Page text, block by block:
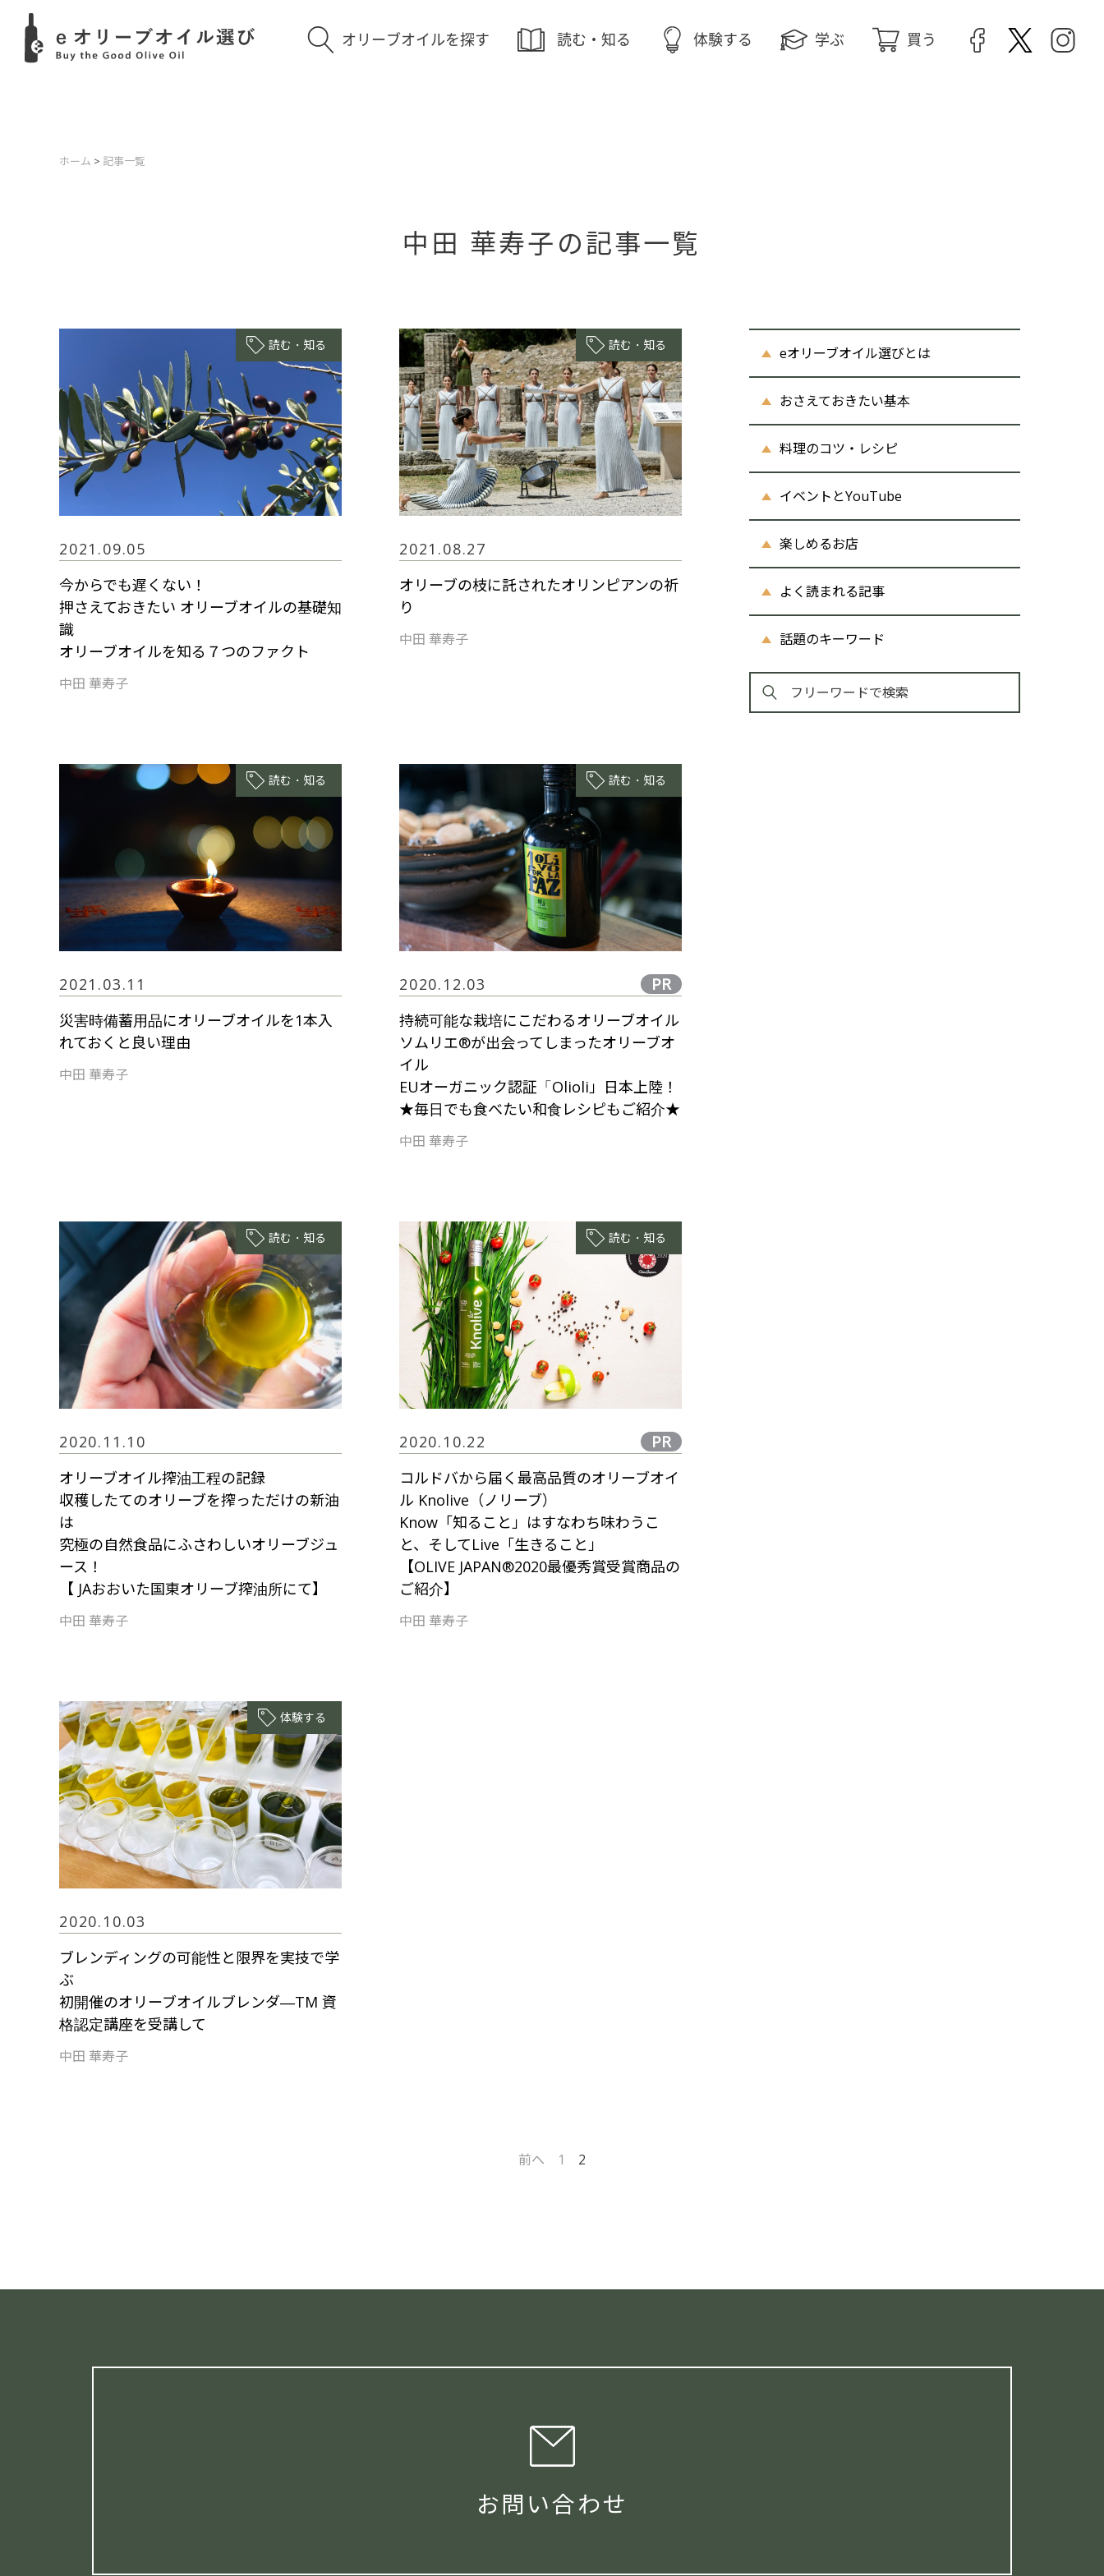
オリーブオイルを探す 読む・知る 体験する 学ぶ 買う
ホーム > 記事一覧
中田 華寿子の記事一覧
読む・知る
2021.09.05
今からでも遅くない！
押さえておきたい オリーブオイルの基礎知
識
オリーブオイルを知る７つのファクト
中田 華寿子
読む・知る
2021.08.27
オリーブの枝に託されたオリンピアンの祈
り
中田 華寿子
読む・知る
2021.03.11
災害時備蓄用品にオリーブオイルを1本入
れておくと良い理由
中田 華寿子
読む・知る
2020.12.03 PR
持続可能な栽培にこだわるオリーブオイル
ソムリエ®が出会ってしまったオリーブオ
イル
EUオーガニック認証「Olioli」日本上陸！
★毎日でも食べたい和食レシピもご紹介★
中田 華寿子
読む・知る
2020.11.10
オリーブオイル搾油工程の記録
収穫したてのオリーブを搾っただけの新油
は
究極の自然食品にふさわしいオリーブジュ
ース！
【 JAおおいた国東オリーブ搾油所にて】
中田 華寿子
読む・知る
2020.10.22 PR
コルドバから届く最高品質のオリーブオイ
ル Knolive（ノリーブ）
Know「知ること」はすなわち味わうこ
と、そしてLive「生きること」
【OLIVE JAPAN®2020最優秀賞受賞商品の
ご紹介】
中田 華寿子
体験する
2020.10.03
ブレンディングの可能性と限界を実技で学
ぶ
初開催のオリーブオイルブレンダ―TM 資
格認定講座を受講して
中田 華寿子
eオリーブオイル選びとは
おさえておきたい基本
料理のコツ・レシピ
イベントとYouTube
楽しめるお店
よく読まれる記事
話題のキーワード
前へ 1 2
お問い合わせ